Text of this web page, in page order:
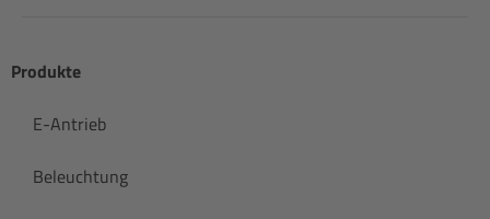
Produkte
E-Antrieb
Beleuchtung